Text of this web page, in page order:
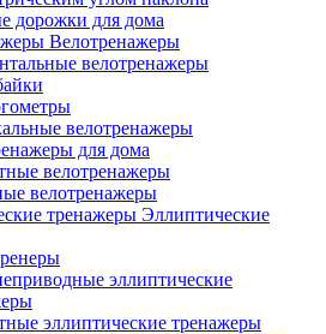
дорожки для дома
Велотренажеры
велотренажеры
велотренажеры
для дома
велотренажеры
велотренажеры
Эллиптические
эллиптические
эллиптические тренажеры